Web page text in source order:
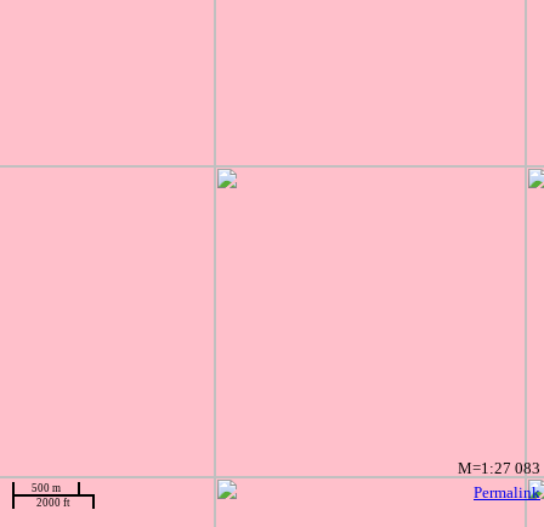
Permalink
500 m
2000 ft
M=1:27 083